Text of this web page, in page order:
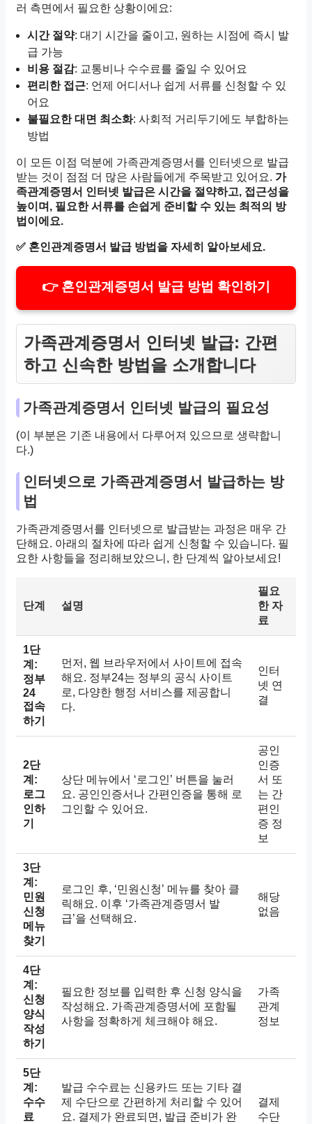
러 측면에서 필요한 상황이에요:
시간 절약: 대기 시간을 줄이고, 원하는 시점에 즉시 발
급 가능
비용 절감: 교통비나 수수료를 줄일 수 있어요
편리한 접근: 언제 어디서나 쉽게 서류를 신청할 수 있
어요
불필요한 대면 최소화: 사회적 거리두기에도 부합하는
방법
이 모든 이점 덕분에 가족관계증명서를 인터넷으로 발급
받는 것이 점점 더 많은 사람들에게 주목받고 있어요. 가
족관계증명서 인터넷 발급은 시간을 절약하고, 접근성을
높이며, 필요한 서류를 손쉽게 준비할 수 있는 최적의 방
법이에요.
✅ 혼인관계증명서 발급 방법을 자세히 알아보세요.
👉 혼인관계증명서 발급 방법 확인하기
가족관계증명서 인터넷 발급: 간편
하고 신속한 방법을 소개합니다
가족관계증명서 인터넷 발급의 필요성
(이 부분은 기존 내용에서 다루어져 있으므로 생략합니
다.)
인터넷으로 가족관계증명서 발급하는 방
법
가족관계증명서를 인터넷으로 발급받는 과정은 매우 간
단해요. 아래의 절차에 따라 쉽게 신청할 수 있습니다. 필
요한 사항들을 정리해보았으니, 한 단계씩 알아보세요!
단계 설명
필요
한 자
료
1단
계:
정부
24
접속
하기
먼저, 웹 브라우저에서 사이트에 접속
해요. 정부24는 정부의 공식 사이트
로, 다양한 행정 서비스를 제공합니
다.
인터
넷 연
결
2단
계:
로그
인하
기
상단 메뉴에서 ‘로그인’ 버튼을 눌러
요. 공인인증서나 간편인증을 통해 로
그인할 수 있어요.
공인
인증
서 또
는 간
편인
증 정
보
3단
계:
민원
신청
메뉴
찾기
로그인 후, ‘민원신청’ 메뉴를 찾아 클
릭해요. 이후 ‘가족관계증명서 발
급’을 선택해요.
해당
없음
4단
계:
신청
양식
작성
하기
필요한 정보를 입력한 후 신청 양식을
작성해요. 가족관계증명서에 포함될
사항을 정확하게 체크해야 해요.
가족
관계
정보
5단
계:
수수
료
발급 수수료는 신용카드 또는 기타 결
제 수단으로 간편하게 처리할 수 있어
요. 결제가 완료되면, 발급 준비가 완
결제
수단